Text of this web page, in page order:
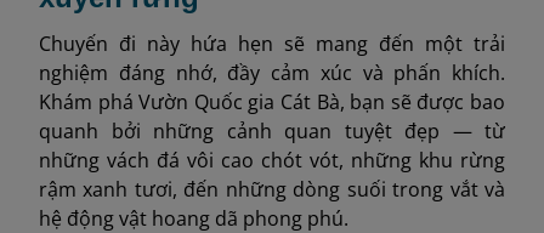
Chuyến đi này hứa hẹn sẽ mang đến một trải
nghiệm đáng nhớ, đầy cảm xúc và phấn khích.
Khám phá Vườn Quốc gia Cát Bà, bạn sẽ được bao
quanh bởi những cảnh quan tuyệt đẹp — từ
những vách đá vôi cao chót vót, những khu rừng
rậm xanh tươi, đến những dòng suối trong vắt và
hệ động vật hoang dã phong phú.